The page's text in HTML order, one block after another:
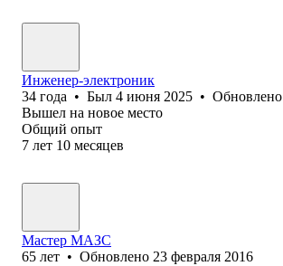
Инженер-электроник
34 года • Был 4 июня 2025 • Обновлено
Вышел на новое место
Общий опыт
7 лет 10 месяцев
Мастер МАЗС
65 лет • Обновлено 23 февраля 2016